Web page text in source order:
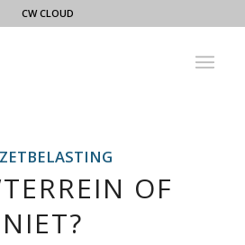
CW CLOUD
OF
NIET?